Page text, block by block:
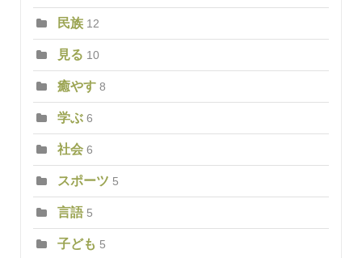
民族 12
見る 10
癒やす 8
学ぶ 6
社会 6
スポーツ 5
言語 5
子ども 5